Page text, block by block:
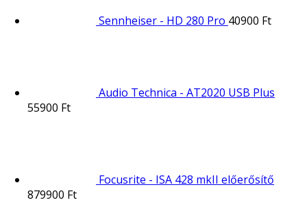
Sennheiser - HD 280 Pro 40900 Ft
Audio Technica - AT2020 USB Plus
55900 Ft
Focusrite - ISA 428 mkII előerősítő
879900 Ft